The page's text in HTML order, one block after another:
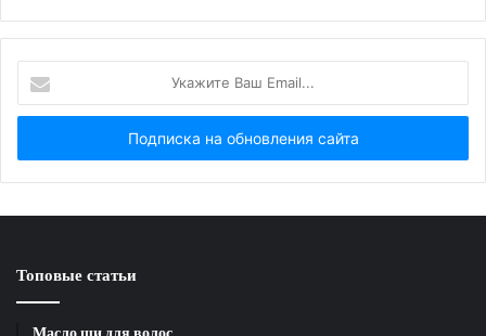
Ваш
Email...
Топовые статьи